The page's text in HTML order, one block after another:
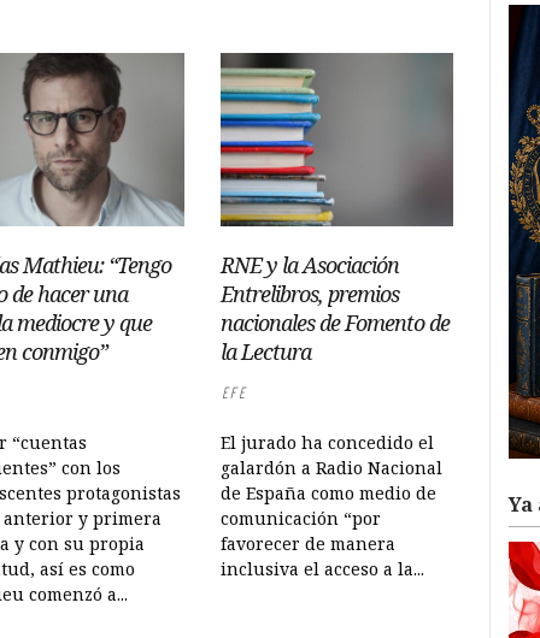
Mathieu: “Tengo
de hacer una
mediocre y que
conmigo”
“cuentas
con los
protagonistas
anterior y primera
y con su propia
así es como
comenzó a...
RNE y la Asociación
Entrelibros, premios
nacionales de Fomento de
la Lectura
EFE
El jurado ha concedido el
galardón a Radio Nacional
de España como medio de
comunicación “por
favorecer de manera
inclusiva el acceso a la...
Ya